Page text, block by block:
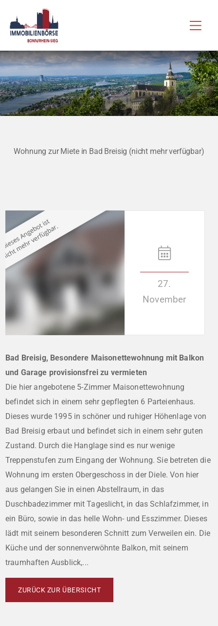
Inhalt
springen
Wohnung zur Miete in Bad Breisig (nicht mehr verfügbar)
27.
November
Bad Breisig, Besondere Maisonettewohnung mit Balkon
und Garage provisionsfrei zu vermieten
Die hier angebotene 5-Zimmer Maisonettewohnung
befindet sich in einem sehr gepflegten 6 Parteienhaus.
Dieses wurde 1995 in schöner und ruhiger Höhenlage von
Bad Breisig erbaut und befindet sich in einem sehr guten
Zustand. Durch die Hanglage sind es nur wenige
Treppenstufen zum Eingang der Wohnung. Sie betreten die
Wohnung im ersten Obergeschoss in der Diele. Von hier
aus gelangen Sie in einen Abstellraum, in das
Duschbadezimmer mit Tageslicht, in das Schlafzimmer, in
ein Büro, sowie in das helle Wohn- und Esszimmer. Dieses
lädt mit seinem besonderen Schnitt zum Verweilen ein. Die
Küche und der sonnenverwöhnte Balkon, mit seinem
traumhaften Ausblick,...
ZURÜCK ZUR ÜBERSICHT